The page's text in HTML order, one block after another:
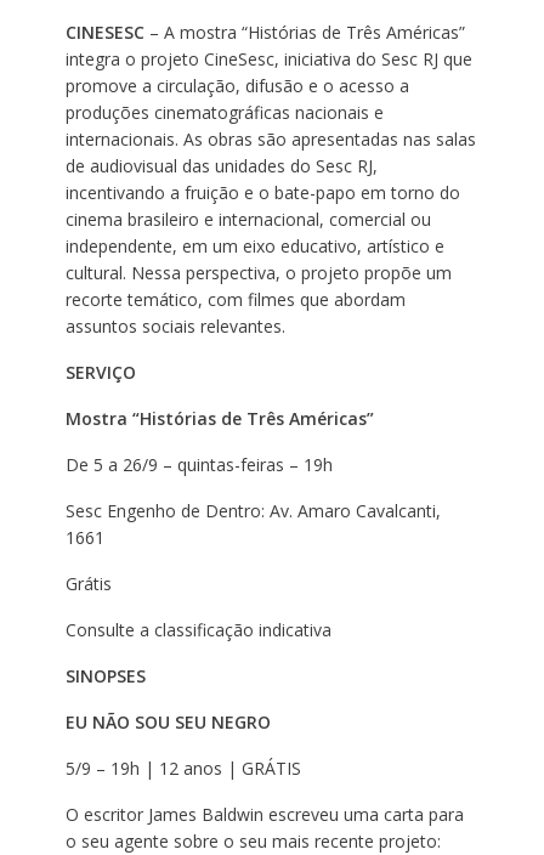
CINESESC– A mostra “Histórias de Três Américas”
integra o projeto CineSesc, iniciativa do Sesc RJ que
promove a circulação, difusão e o acesso a
produções cinematográficas nacionais e
internacionais. As obras são apresentadas nas salas
de audiovisual das unidades do Sesc RJ,
incentivando a fruição e o bate-papo em torno do
cinema brasileiro e internacional, comercial ou
independente, em um eixo educativo, artístico e
cultural. Nessa perspectiva, o projeto propõe um
recorte temático, com filmes que abordam
assuntos sociais relevantes.
SERVIÇO
Mostra “Histórias de Três Américas”
De 5 a 26/9 – quintas-feiras – 19h
Sesc Engenho de Dentro: Av. Amaro Cavalcanti,
1661
Grátis
Consulte a classificação indicativa
SINOPSES
EU NÃO SOU SEU NEGRO
5/9 – 19h | 12 anos | GRÁTIS
O escritor James Baldwin escreveu uma carta para
o seu agente sobre o seu mais recente projeto: